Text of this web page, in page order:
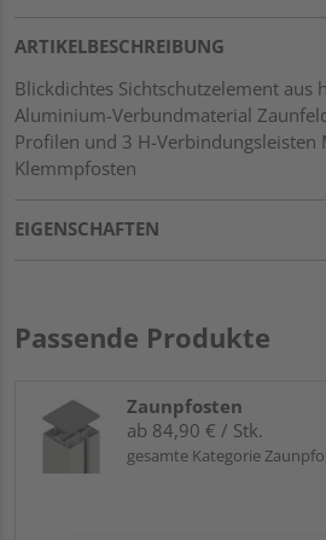
ARTIKELBESCHREIBUNG
Blickdichtes Sichtschutzelement aus
Aluminium-Verbundmaterial
Profilen und 3 H-Verbindungsleisten
Klemmpfosten
EIGENSCHAFTEN
Passende Produkte
Zaunpfosten
ab 84,90 € / Stk.
gesamte Kategorie